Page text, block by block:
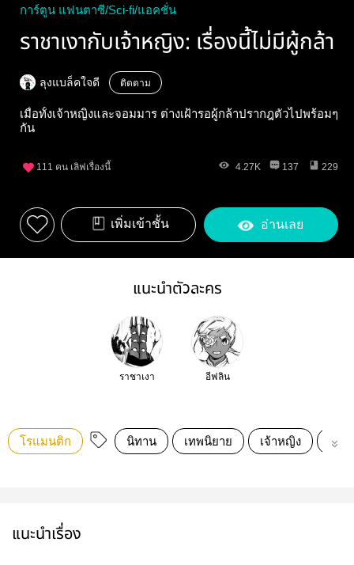
การ์ตูน แฟนตาซี/Sci-fi/แอคชั่น
ราชาเงากับเจ้าหญิง: เรื่องนี้ไม่มีผู้กล้า
ลุงแบล็คใจดี ติดตาม
เมื่อทั้งเจ้าหญิงและจอมมาร ต่างเฝ้ารอผู้กล้าปรากฎตัวไปพร้อมๆ
กัน
111 คน เลิฟเรื่องนี้ 4.27K 137 229
เพิ่มเข้าชั้น อ่านเลย
แนะนำตัวละคร
ราชาเงา อีฟลิน
โรแมนติก นิทาน เทพนิยาย เจ้าหญิง จอ
แนะนำเรื่อง